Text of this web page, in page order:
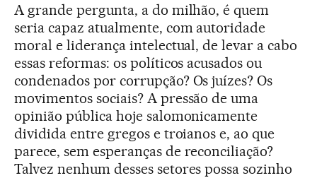
A grande pergunta, a do milhão, é quem
seria capaz atualmente, com autoridade
moral e liderança intelectual, de levar a cabo
essas reformas: os políticos acusados ou
condenados por corrupção? Os juízes? Os
movimentos sociais? A pressão de uma
opinião pública hoje salomonicamente
dividida entre gregos e troianos e, ao que
parece, sem esperanças de reconciliação?
Talvez nenhum desses setores possa sozinho